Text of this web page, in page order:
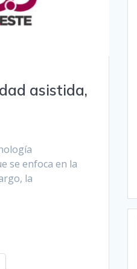
asistida,
se enfoca en la
la